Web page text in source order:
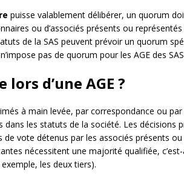
puisse valablement délibérer, un quorum
ou d’associés présents ou représentés
de la SAS peuvent prévoir un quorum
pas de quorum pour les AGE des
d’une AGE ?
à main levée, par correspondance ou par
les statuts de la société. Les décisions
vote détenus par les associés présents ou
nécessitent une majorité qualifiée,
les deux tiers).